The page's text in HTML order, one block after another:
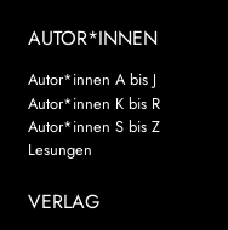
AUTOR*INNEN
Autor*innen A bis J
Autor*innen K bis R
Autor*innen S bis Z
Lesungen
VERLAG